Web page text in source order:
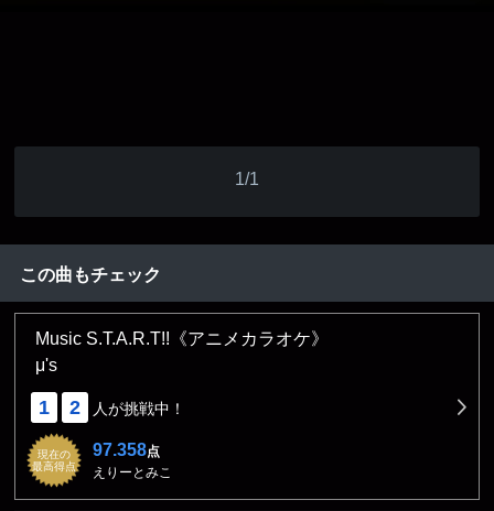
1/1
この曲もチェック
Music S.T.A.R.T!!《アニメカラオケ》
μ's
1 2 人が挑戦中！
現在の
最高得点
97.358点
えりーとみこ